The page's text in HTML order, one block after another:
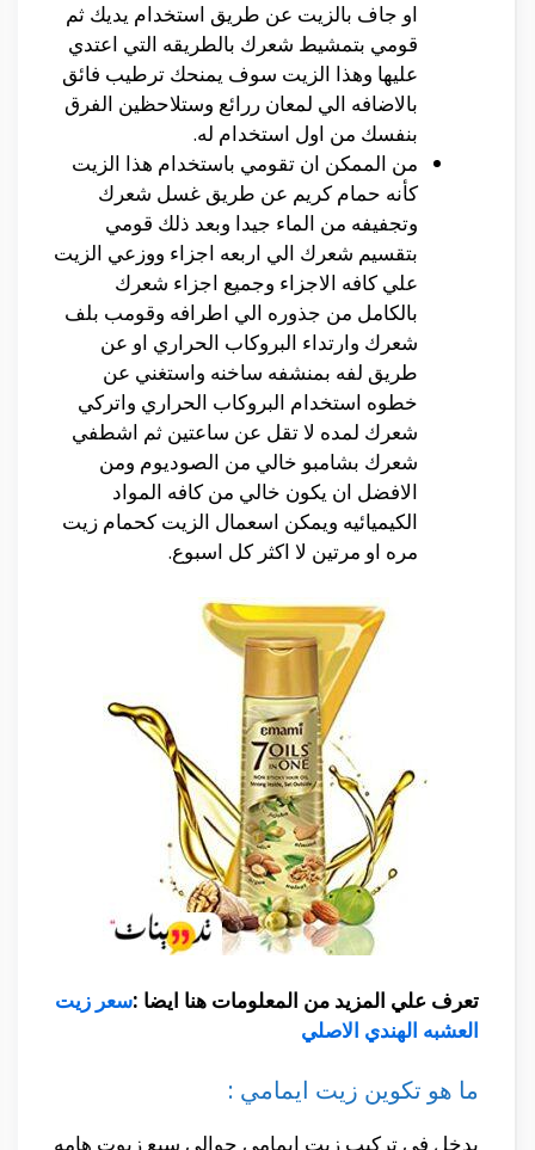
او جاف بالزيت عن طريق استخدام يديك ثم
قومي بتمشيط شعرك بالطريقه التي اعتدي
عليها وهذا الزيت سوف يمنحك ترطيب فائق
بالاضافه الي لمعان ررائع وستلاحظين الفرق
بنفسك من اول استخدام له.
من الممكن ان تقومي باستخدام هذا الزيت
كأنه حمام كريم عن طريق غسل شعرك
وتجفيفه من الماء جيدا وبعد ذلك قومي
بتقسيم شعرك الي اربعه اجزاء ووزعي الزيت
علي كافه الاجزاء وجميع اجزاء شعرك
بالكامل من جذوره الي اطرافه وقومب بلف
شعرك وارتداء البروكاب الحراري او عن
طريق لفه بمنشفه ساخنه واستغني عن
خطوه استخدام البروكاب الحراري واتركي
شعرك لمده لا تقل عن ساعتين ثم اشطفي
شعرك بشامبو خالي من الصوديوم ومن
الافضل ان يكون خالي من كافه المواد
الكيميائيه ويمكن اسعمال الزيت كحمام زيت
مره او مرتين لا اكثر كل اسبوع.
تعرف علي المزيد من المعلومات هنا ايضا :سعر زيت
العشبه الهندي الاصلي
ما هو تكوين زيت ايمامي :
يدخل في تركيب زيت ايمامي حوالي سبع زيوت هامه